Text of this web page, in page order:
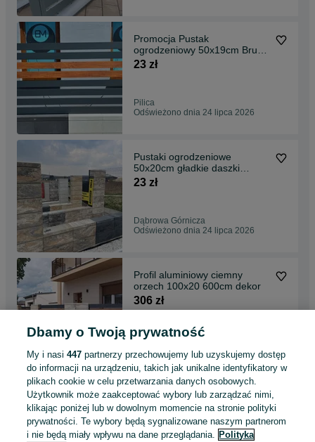
Promocja Pustak
ogrodzeniowy 50x19cm Bruk-
Bet biały antracyt
23 zł
Pilica
Odświeżono dnia 24 lipca 2026
Pustaki ogrodzeniowe
50x20cm gładkie daszki
Styrobud Bruk-Bet
23 zł
Dąbrowa Górnicza
Odświeżono dnia 24 lipca 2026
Profil aluminiowy ciemny
orzech 100x20 600cm dekor
306 zł
Kraków, Bieżanów-Prokocim
Odświeżono dnia 24 lipca 2026
Kostka brukowa Resto
Styrobud różne kolory
61 zł
Dbamy o Twoją prywatność
My i nasi447 partnerzy przechowujemy lub uzyskujemy dostęp
do informacji na urządzeniu, takich jak unikalne identyfikatory w
plikach cookie w celu przetwarzania danych osobowych.
Użytkownik może zaakceptować wybory lub zarządzać nimi,
klikając poniżej lub w dowolnym momencie na stronie polityki
prywatności. Te wybory będą sygnalizowane naszym partnerom
i nie będą miały wpływu na dane przeglądania. Polityka